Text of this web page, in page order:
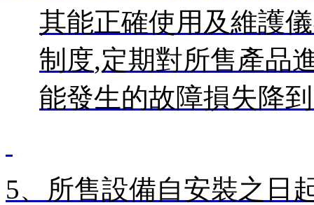
其能正確使用及維護
制度,定期對所售產品
能發生的故障損失降
5、 所售設備自安裝之日